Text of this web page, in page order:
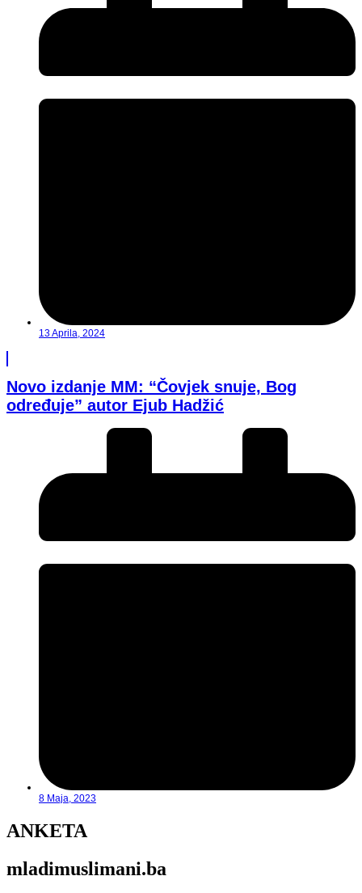
13 Aprila, 2024
Novo izdanje MM: “Čovjek snuje, Bog
određuje” autor Ejub Hadžić
8 Maja, 2023
ANKETA
mladimuslimani.ba